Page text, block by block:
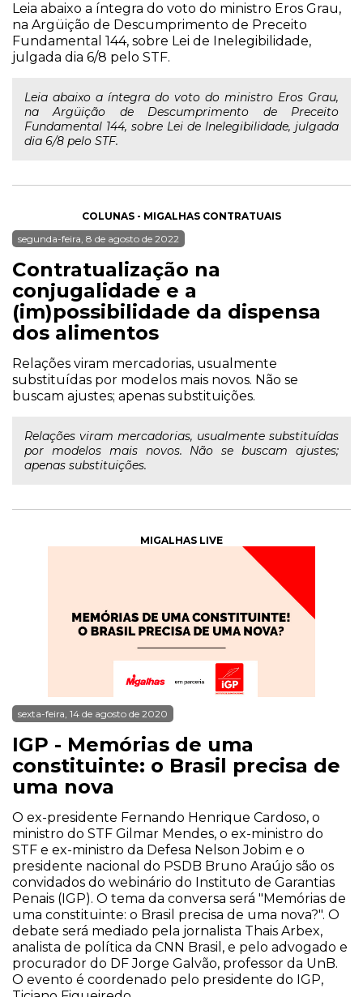
Leia abaixo a íntegra do voto do ministro Eros Grau,
na Argüição de Descumprimento de Preceito
Fundamental 144, sobre Lei de Inelegibilidade,
julgada dia 6/8 pelo STF.
Leia abaixo a íntegra do voto do ministro Eros Grau,
na Argüição de Descumprimento de Preceito
Fundamental 144, sobre Lei de Inelegibilidade, julgada
dia 6/8 pelo STF.
COLUNAS - MIGALHAS CONTRATUAIS
segunda-feira, 8 de agosto de 2022
Contratualização na
conjugalidade e a
(im)possibilidade da dispensa
dos alimentos
Relações viram mercadorias, usualmente
substituídas por modelos mais novos. Não se
buscam ajustes; apenas substituições.
Relações viram mercadorias, usualmente substituídas
por modelos mais novos. Não se buscam ajustes;
apenas substituições.
MIGALHAS LIVE
sexta-feira, 14 de agosto de 2020
IGP - Memórias de uma
constituinte: o Brasil precisa de
uma nova
O ex-presidente Fernando Henrique Cardoso, o
ministro do STF Gilmar Mendes, o ex-ministro do
STF e ex-ministro da Defesa Nelson Jobim e o
presidente nacional do PSDB Bruno Araújo são os
convidados do webinário do Instituto de Garantias
Penais (IGP). O tema da conversa será "Memórias de
uma constituinte: o Brasil precisa de uma nova?". O
debate será mediado pela jornalista Thais Arbex,
analista de política da CNN Brasil, e pelo advogado e
procurador do DF Jorge Galvão, professor da UnB.
O evento é coordenado pelo presidente do IGP,